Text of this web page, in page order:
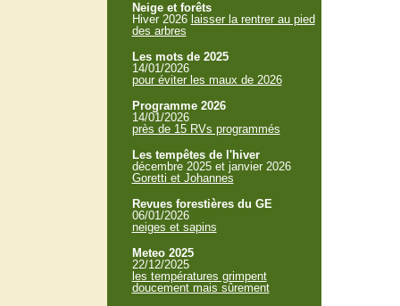
Neige et forêts
Hiver 2026 laisser la rentrer au pied
des arbres
Les mots de 2025
14/01/2026
pour éviter les maux de 2026
Programme 2026
14/01/2026
près de 15 RVs programmés
Les tempêtes de l'hiver
décembre 2025 et janvier 2026
Goretti et Johannes
Revues forestières du GE
06/01/2026
neiges et sapins
Meteo 2025
22/12/2025
les températures grimpent
doucement mais sûrement